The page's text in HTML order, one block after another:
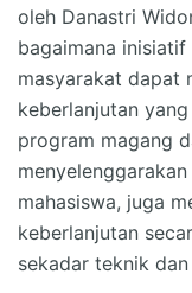
oleh Danastri
bagaimana
masyarakat dapat
keberlanjutan
program magang
mahasiswa, juga
keberlanjutan
sekadar teknik